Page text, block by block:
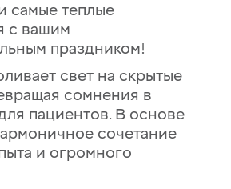
самые теплые
с вашим
праздником!
свет на скрытые
сомнения в
пациентов. В основе
сочетание
и огромного